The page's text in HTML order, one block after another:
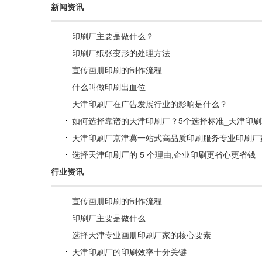
新闻资讯
印刷厂主要是做什么？
印刷厂纸张变形的处理方法
宣传画册印刷的制作流程
什么叫做印刷出血位
天津印刷厂在广告发展行业的影响是什么？
如何选择靠谱的天津印刷厂？5个选择标准_天津印
天津印刷厂京津冀一站式高品质印刷服务专业印刷
选择天津印刷厂的 5 个理由,企业印刷更省心更省钱
行业资讯
宣传画册印刷的制作流程
印刷厂主要是做什么
选择天津专业画册印刷厂家的核心要素
天津印刷厂的印刷效率十分关键